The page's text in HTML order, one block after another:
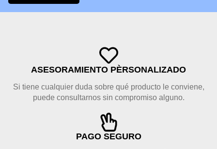
ASESORAMIENTO PÈRSONALIZADO
Si tiene cualquier duda sobre qué producto le conviene,
puede consultarnos sin compromiso alguno.
PAGO SEGURO